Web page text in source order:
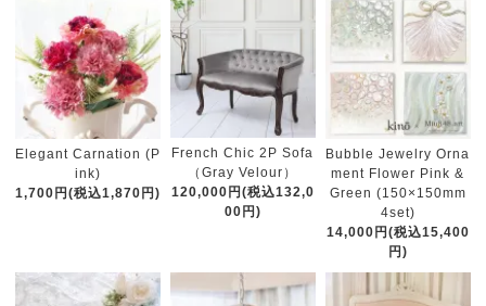
Elegant Carnation (P
ink)
1,700円(税込1,870円)
French Chic 2P Sofa
（Gray Velour）
120,000円(税込132,0
00円)
Bubble Jewelry Orna
ment Flower Pink &
Green (150×150mm
4set)
14,000円(税込15,400
円)